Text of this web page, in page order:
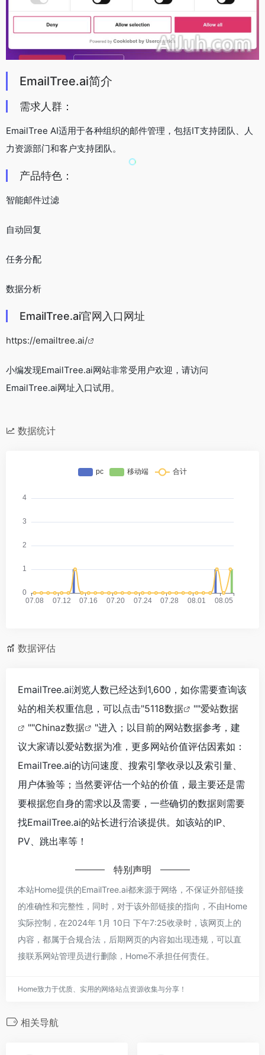
EmailTree.ai简介
需求人群：
EmailTree AI适用于各种组织的邮件管理，包括IT支持团队、人
力资源部门和客户支持团队。
产品特色：
智能邮件过滤
自动回复
任务分配
数据分析
EmailTree.ai官网入口网址
https://emailtree.ai/
小编发现EmailTree.ai网站非常受用户欢迎，请访问
EmailTree.ai网址入口试用。
数据统计
数据评估
EmailTree.ai浏览人数已经达到1,600，如你需要查询该
站的相关权重信息，可以点击"5118数据 ""爱站数据
""Chinaz数据
"进入；以目前的网站数据参考，建
议大家请以爱站数据为准，更多网站价值评估因素如：
EmailTree.ai的访问速度、搜索引擎收录以及索引量、
用户体验等；当然要评估一个站的价值，最主要还是需
要根据您自身的需求以及需要，一些确切的数据则需要
找EmailTree.ai的站长进行洽谈提供。如该站的IP、
PV、跳出率等！
特别声明
本站Home提供的EmailTree.ai都来源于网络，不保证外部链接
的准确性和完整性，同时，对于该外部链接的指向，不由Home
实际控制，在2024年 1月 10日 下午7:25收录时，该网页上的
内容，都属于合规合法，后期网页的内容如出现违规，可以直
接联系网站管理员进行删除，Home不承担任何责任。
Home致力于优质、实用的网络站点资源收集与分享！
相关导航